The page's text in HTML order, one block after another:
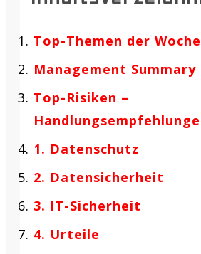
Top-Themen der Woche
Management Summary
Top-Risiken –
1. Datenschutz
2. Datensicherheit
3. IT-Sicherheit
4. Urteile